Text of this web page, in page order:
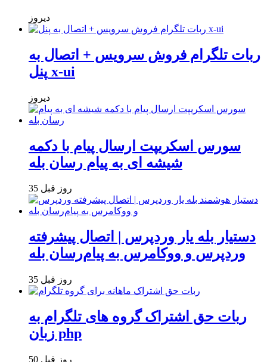
دیروز
ربات تلگرام فروش سرویس + اتصال به
پنل x-ui
دیروز
سورس اسکریپت ارسال پیام با دکمه
شیشه ای به پیام رسان بله
35 روز قبل
دستیار بله یار وردپرس | اتصال پیشرفته
وردپرس و ووکامرس به پیام‌رسان بله
35 روز قبل
ربات حق اشتراک گروه های تلگرام به
زبان php
50 روز قبل